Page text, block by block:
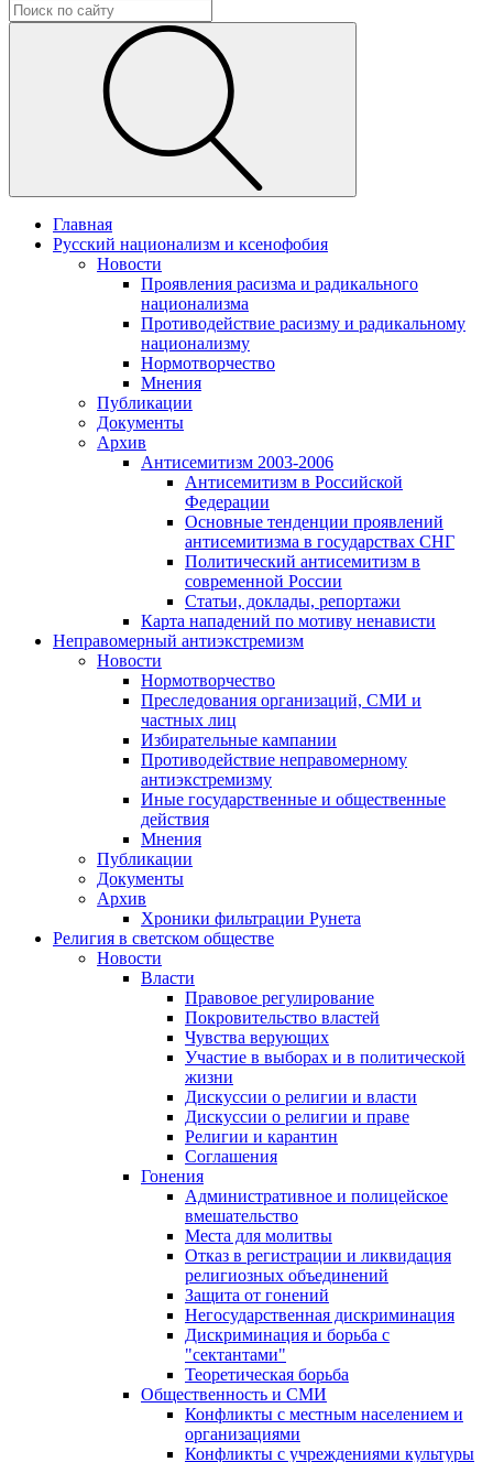
Главная
Русский национализм и ксенофобия
Новости
Проявления расизма и радикального
национализма
Противодействие расизму и радикальному
национализму
Нормотворчество
Мнения
Публикации
Документы
Архив
Антисемитизм 2003-2006
Антисемитизм в Российской
Федерации
Основные тенденции проявлений
антисемитизма в государствах СНГ
Политический антисемитизм в
современной России
Статьи, доклады, репортажи
Карта нападений по мотиву ненависти
Неправомерный антиэкстремизм
Новости
Нормотворчество
Преследования организаций, СМИ и
частных лиц
Избирательные кампании
Противодействие неправомерному
антиэкстремизму
Иные государственные и общественные
действия
Мнения
Публикации
Документы
Архив
Хроники фильтрации Рунета
Религия в светском обществе
Новости
Власти
Правовое регулирование
Покровительство властей
Чувства верующих
Участие в выборах и в политической
жизни
Дискуссии о религии и власти
Дискуссии о религии и праве
Религии и карантин
Соглашения
Гонения
Административное и полицейское
вмешательство
Места для молитвы
Отказ в регистрации и ликвидация
религиозных объединений
Защита от гонений
Негосударственная дискриминация
Дискриминация и борьба с
"сектантами"
Теоретическая борьба
Общественность и СМИ
Конфликты с местным населением и
организациями
Конфликты с учреждениями культуры